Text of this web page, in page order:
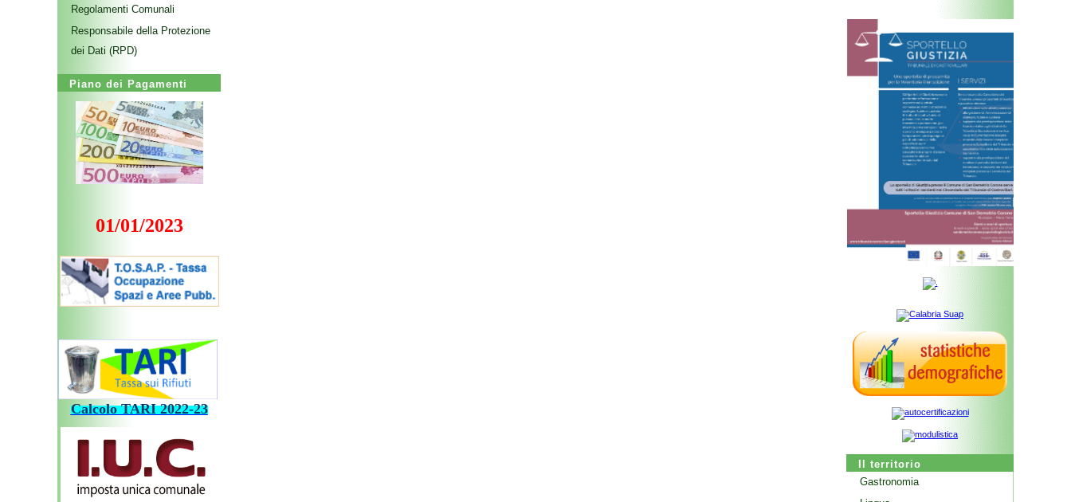
Regolamenti Comunali
Responsabile della Protezione
dei Dati (RPD)
Piano dei Pagamenti
01/01/2023
CalcoloTARI2022-23
Il territorio
Gastronomia